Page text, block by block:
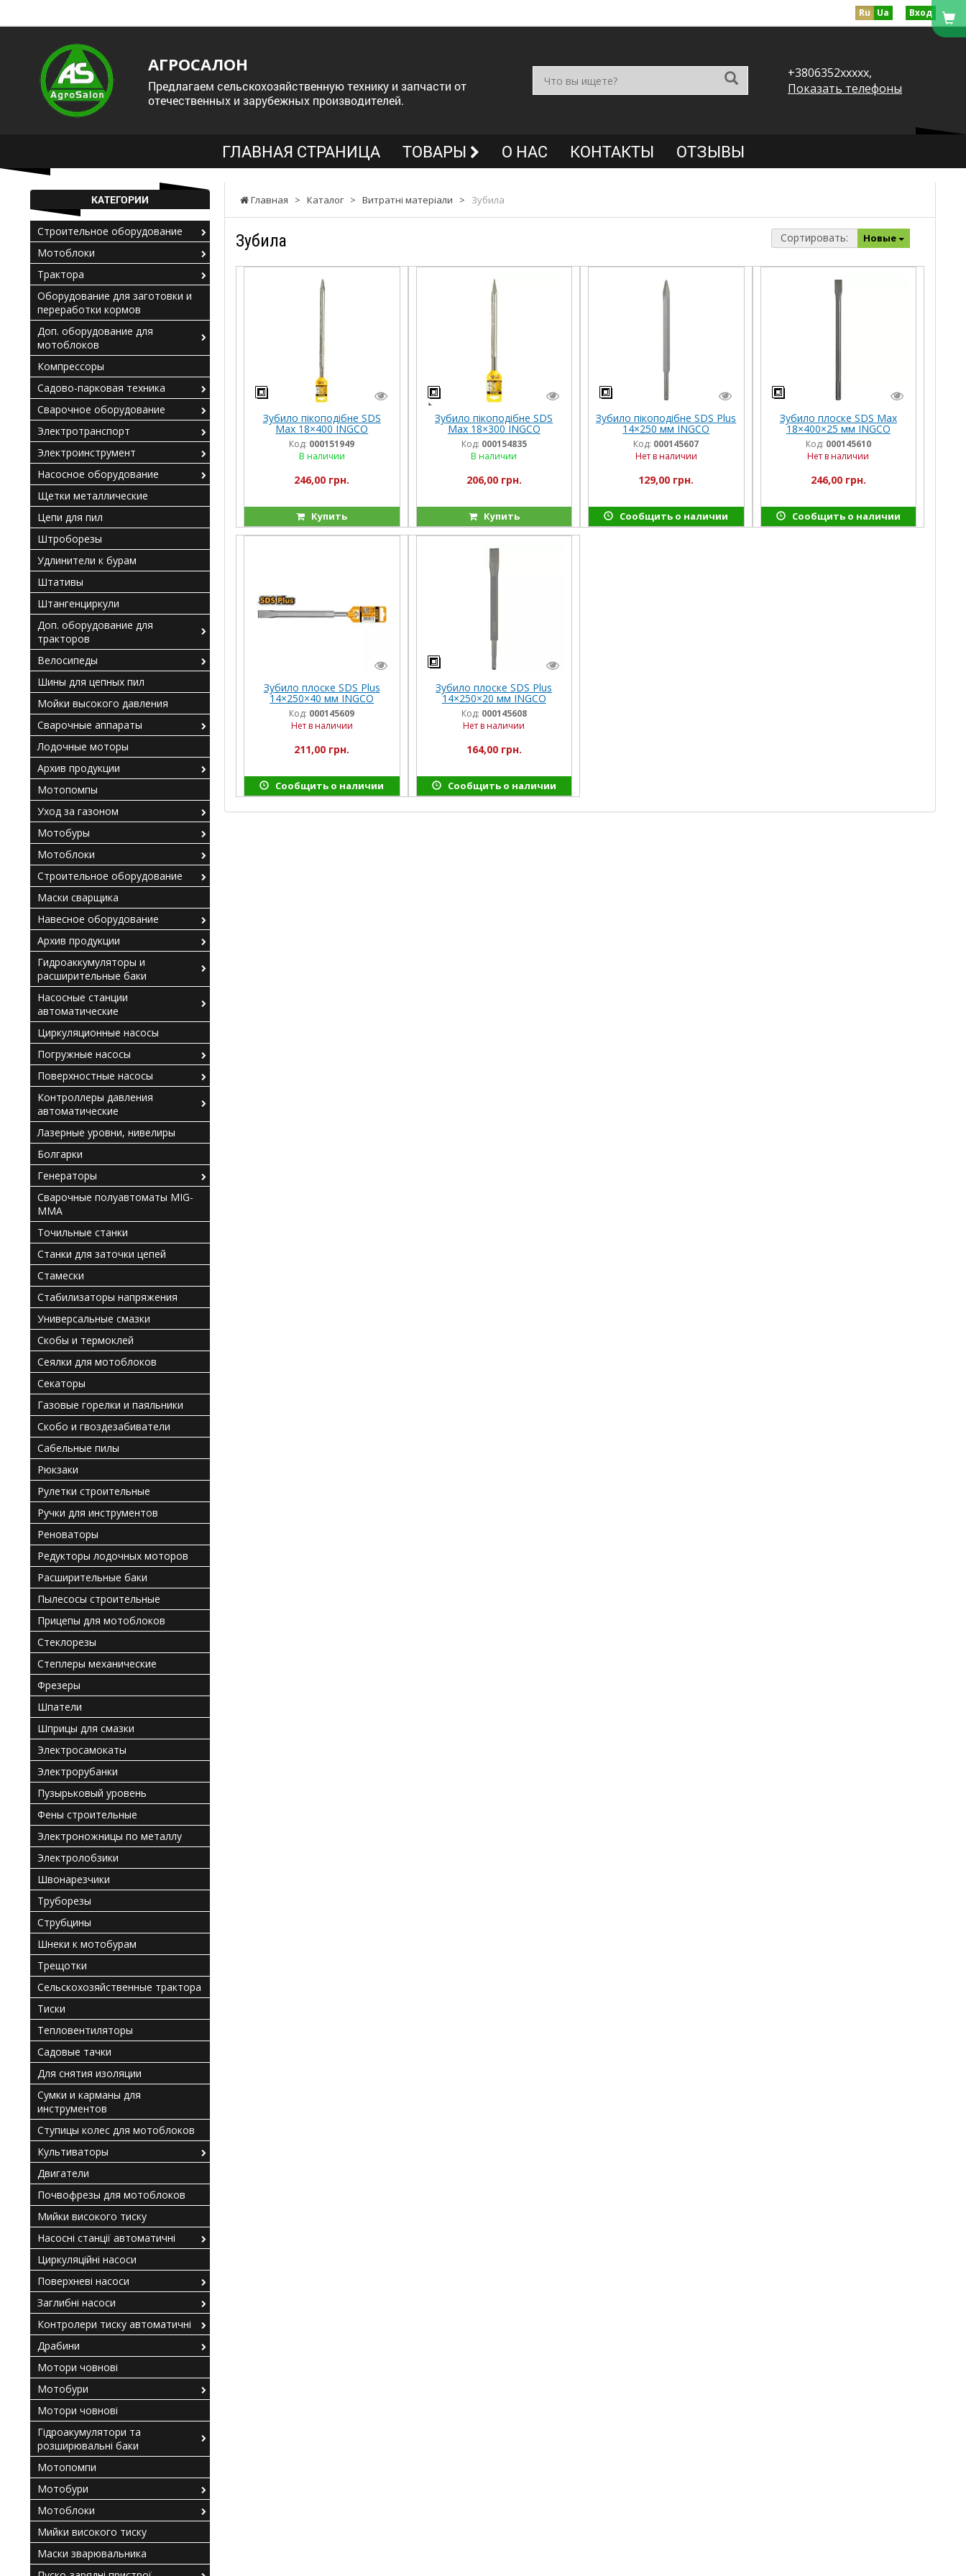
Ru Ua Вход
АГРОСАЛОН
Предлагаем сельскохозяйственную технику и запчасти от
отечественных и зарубежных производителей.
+3806352xxxxx,
Показать телефоны
ГЛАВНАЯ СТРАНИЦА ТОВАРЫ О НАС КОНТАКТЫ ОТЗЫВЫ
Главная > Каталог > Витратні матеріали > Зубила
Зубила Сортировать: Новые
Зубило пікоподібне SDS
Max 18×400 INGCO
Код: 000151949
В наличии
246,00 грн.
Купить
Зубило пікоподібне SDS
Max 18×300 INGCO
Код: 000154835
В наличии
206,00 грн.
Купить
Зубило пікоподібне SDS Plus
14×250 мм INGCO
Код: 000145607
Нет в наличии
129,00 грн.
Сообщить о наличии
Зубило плоске SDS Max
18×400×25 мм INGCO
Код: 000145610
Нет в наличии
246,00 грн.
Сообщить о наличии
Зубило плоске SDS Plus
14×250×40 мм INGCO
Код: 000145609
Нет в наличии
211,00 грн.
Сообщить о наличии
Зубило плоске SDS Plus
14×250×20 мм INGCO
Код: 000145608
Нет в наличии
164,00 грн.
Сообщить о наличии
КАТЕГОРИИ
Строительное оборудование
Мотоблоки
Трактора
Оборудование для заготовки и
переработки кормов
Доп. оборудование для
мотоблоков
Компрессоры
Садово-парковая техника
Сварочное оборудование
Электротранспорт
Электроинструмент
Насосное оборудование
Щетки металлические
Цепи для пил
Штроборезы
Удлинители к бурам
Штативы
Штангенциркули
Доп. оборудование для
тракторов
Велосипеды
Шины для цепных пил
Мойки высокого давления
Сварочные аппараты
Лодочные моторы
Архив продукции
Мотопомпы
Уход за газоном
Мотобуры
Мотоблоки
Строительное оборудование
Маски сварщика
Навесное оборудование
Архив продукции
Гидроаккумуляторы и
расширительные баки
Насосные станции
автоматические
Циркуляционные насосы
Погружные насосы
Поверхностные насосы
Контроллеры давления
автоматические
Лазерные уровни, нивелиры
Болгарки
Генераторы
Сварочные полуавтоматы MIG-
MMA
Точильные станки
Станки для заточки цепей
Стамески
Стабилизаторы напряжения
Универсальные смазки
Скобы и термоклей
Сеялки для мотоблоков
Секаторы
Газовые горелки и паяльники
Скобо и гвоздезабиватели
Сабельные пилы
Рюкзаки
Рулетки строительные
Ручки для инструментов
Реноваторы
Редукторы лодочных моторов
Расширительные баки
Пылесосы строительные
Прицепы для мотоблоков
Стеклорезы
Степлеры механические
Фрезеры
Шпатели
Шприцы для смазки
Электросамокаты
Электрорубанки
Пузырьковый уровень
Фены строительные
Электроножницы по металлу
Электролобзики
Швонарезчики
Труборезы
Струбцины
Шнеки к мотобурам
Трещотки
Сельскохозяйственные трактора
Тиски
Тепловентиляторы
Садовые тачки
Для снятия изоляции
Сумки и карманы для
инструментов
Ступицы колес для мотоблоков
Культиваторы
Двигатели
Почвофрезы для мотоблоков
Мийки високого тиску
Насосні станції автоматичні
Циркуляційні насоси
Поверхневі насоси
Заглибні насоси
Контролери тиску автоматичні
Драбини
Мотори човнові
Мотобури
Мотори човнові
Гідроакумулятори та
розширювальні баки
Мотопомпи
Мотобури
Мотоблоки
Мийки високого тиску
Маски зварювальника